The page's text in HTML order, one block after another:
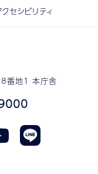
番地1 本庁舎
セシビリティ